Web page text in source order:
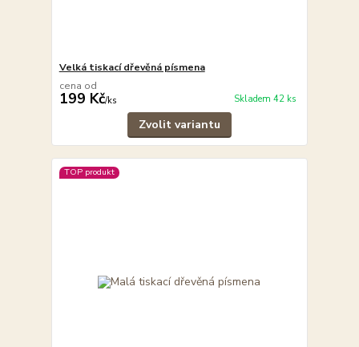
Velká tiskací dřevěná písmena
cena od
199 Kč/ks Skladem 42 ks
Zvolit variantu
TOP produkt